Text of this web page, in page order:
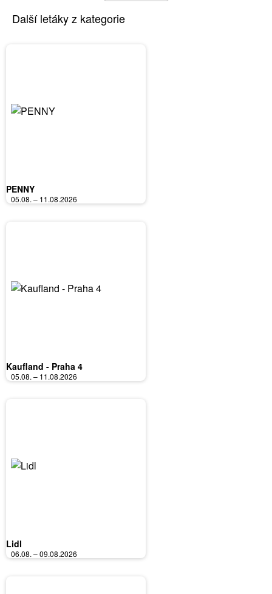
Další letáky z kategorie
PENNY
05.08. – 11.08.2026
Kaufland - Praha 4
05.08. – 11.08.2026
Lidl
06.08. – 09.08.2026